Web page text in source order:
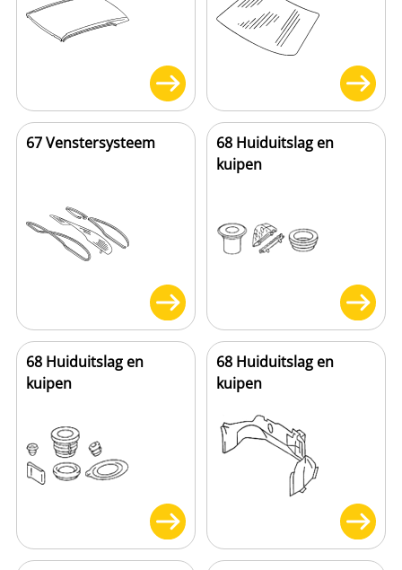
67 Venstersysteem
68 Huiduitslag en
kuipen
68 Huiduitslag en
kuipen
68 Huiduitslag en
kuipen